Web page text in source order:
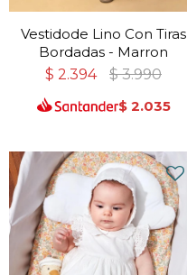
Vestidode Lino Con Tiras
Bordadas - Marron
$ 2.394 $ 3.990
$ 2.035